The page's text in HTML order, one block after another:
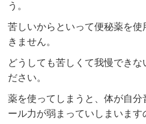
う。
苦しいからといって便秘薬を
きません。
どうしても苦しくて我慢できな
ださい。
薬を使ってしまうと、体が自分
ール力が弱まっていしまいます